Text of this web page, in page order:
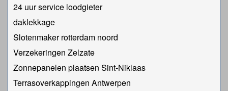
24 uur service loodgieter
daklekkage
Slotenmaker rotterdam noord
Verzekeringen Zelzate
Zonnepanelen plaatsen Sint-Niklaas
Terrasoverkappingen Antwerpen